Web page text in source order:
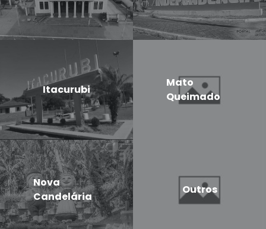
Itacurubi
Mato
Queimado
Nova
Candelária
Outros